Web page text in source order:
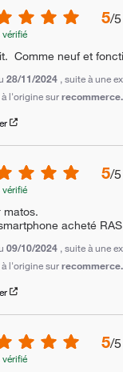
5/5
Comme neuf et
28/11/2024 , suite à une
l'origine sur
5/5
matos.
acheté RAS
09/10/2024 , suite à une
l'origine sur
5/5